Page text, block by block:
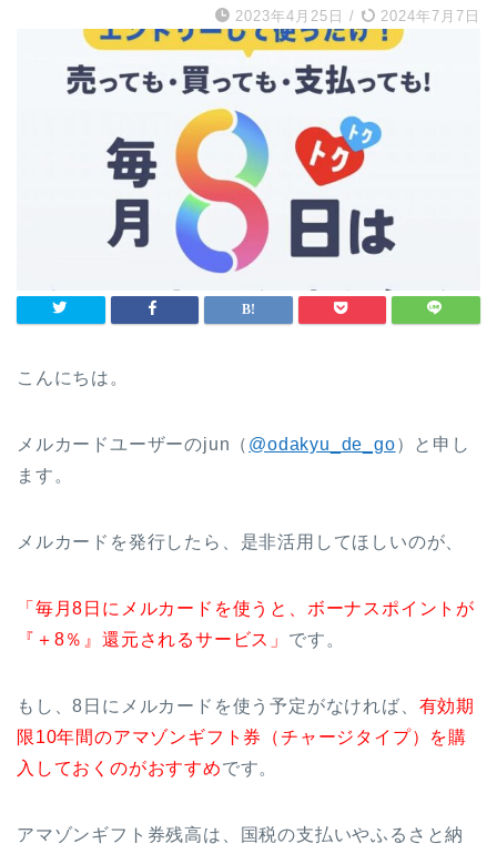
2023年4月25日 / 2024年7月7日
こんにちは。
メルカードユーザーのjun（ @odakyu_de_go）と申し
ます。
メルカードを発行したら、是非活用してほしいのが、
「毎月8日にメルカードを使うと、ボーナスポイントが
『＋8％』還元されるサービス」 です。
もし、8日にメルカードを使う予定がなければ、 有効期
限10年間のアマゾンギフト券（チャージタイプ）を購
入しておくのがおすすめです。
アマゾンギフト券残高は、国税の支払いやふるさと納